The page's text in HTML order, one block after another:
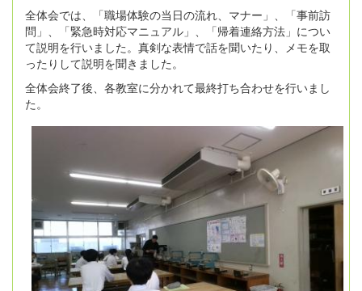
全体会では、「職場体験の当日の流れ、マナー」、「事前訪
問」、「緊急時対応マニュアル」、「帰着連絡方法」につい
て説明を行いました。真剣な表情で話を聞いたり、メモを取
ったりして説明を聞きました。
全体会終了後、各教室に分かれて最終打ち合わせを行いまし
た。